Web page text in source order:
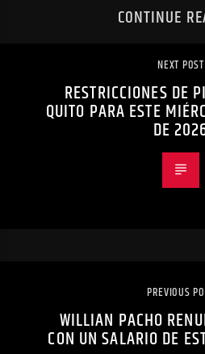
CONTINUE
NEXT POST
RESTRICCIONES DE
QUITO PARA ESTE
DE
PREVIOUS
WILLIAN PACHO
CON UN SALARIO DE